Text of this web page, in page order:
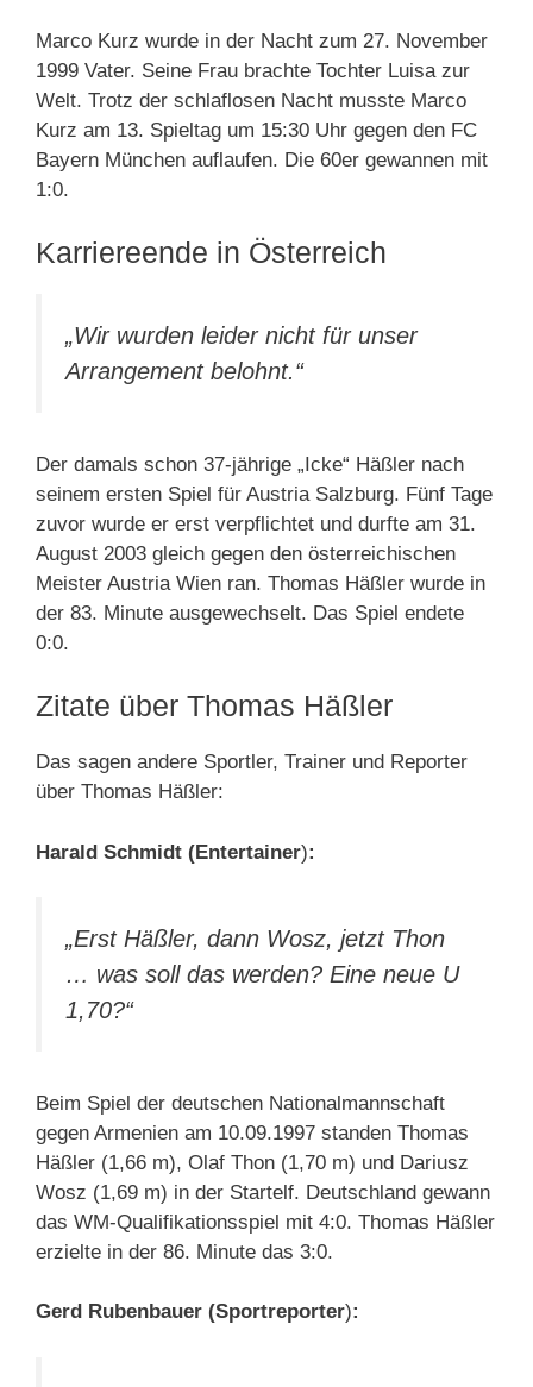
Marco Kurz wurde in der Nacht zum 27. November
1999 Vater. Seine Frau brachte Tochter Luisa zur
Welt. Trotz der schlaflosen Nacht musste Marco
Kurz am 13. Spieltag um 15:30 Uhr gegen den FC
Bayern München auflaufen. Die 60er gewannen mit
1:0.
Karriereende in Österreich
„Wir wurden leider nicht für unser
Arrangement belohnt.“
Der damals schon 37-jährige „Icke“ Häßler nach
seinem ersten Spiel für Austria Salzburg. Fünf Tage
zuvor wurde er erst verpflichtet und durfte am 31.
August 2003 gleich gegen den österreichischen
Meister Austria Wien ran. Thomas Häßler wurde in
der 83. Minute ausgewechselt. Das Spiel endete
0:0.
Zitate über Thomas Häßler
Das sagen andere Sportler, Trainer und Reporter
über Thomas Häßler:
Harald Schmidt (Entertainer):
„Erst Häßler, dann Wosz, jetzt Thon
… was soll das werden? Eine neue U
1,70?“
Beim Spiel der deutschen Nationalmannschaft
gegen Armenien am 10.09.1997 standen Thomas
Häßler (1,66 m), Olaf Thon (1,70 m) und Dariusz
Wosz (1,69 m) in der Startelf. Deutschland gewann
das WM-Qualifikationsspiel mit 4:0. Thomas Häßler
erzielte in der 86. Minute das 3:0.
Gerd Rubenbauer (Sportreporter):